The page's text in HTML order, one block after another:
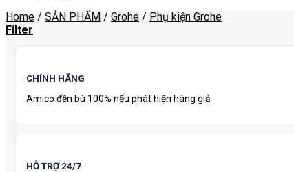
Home / SẢN PHẨM / Grohe / Phụ kiện Grohe
Filter
CHÍNH HÃNG
Amico đền bù 100% nếu phát hiện hàng giả
HỖ TRỢ 24/7